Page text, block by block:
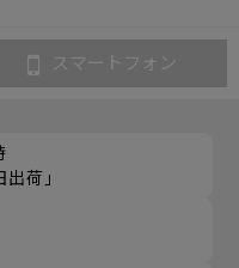
スマートフォン
荷」